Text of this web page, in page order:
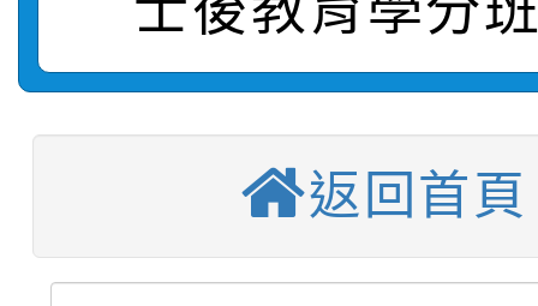
結果(第2招)
9月16日本府B2大禮堂
1次會員大會暨第7屆會
函轉運動部全民運動署
推動社區運動俱樂部營
計畫」1 份，請踴躍報
權責核予出席人員公(
【甄選結果(第11招)】
學年度第1學期第7次
結果(第11招)
【甄選結果(第3招)】
學年度第1學期第9次代
桃園市家庭教育中心「
返回首頁